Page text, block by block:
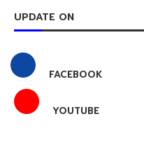
UPDATE ON
FACEBOOK
YOUTUBE